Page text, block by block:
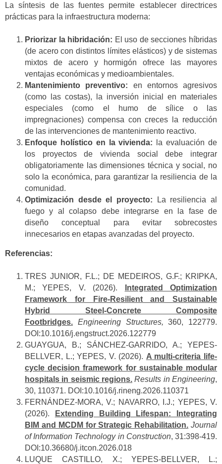
La síntesis de las fuentes permite establecer directrices
prácticas para la infraestructura moderna:
Priorizar la hibridación: El uso de secciones híbridas
(de acero con distintos límites elásticos) y de sistemas
mixtos de acero y hormigón ofrece las mayores
ventajas económicas y medioambientales.
Mantenimiento preventivo: en entornos agresivos
(como las costas), la inversión inicial en materiales
especiales (como el humo de sílice o las
impregnaciones) compensa con creces la reducción
de las intervenciones de mantenimiento reactivo.
Enfoque holístico en la vivienda: la evaluación de
los proyectos de vivienda social debe integrar
obligatoriamente las dimensiones técnica y social, no
solo la económica, para garantizar la resiliencia de la
comunidad.
Optimización desde el proyecto: La resiliencia al
fuego y al colapso debe integrarse en la fase de
diseño conceptual para evitar sobrecostes
innecesarios en etapas avanzadas del proyecto.
Referencias:
TRES JUNIOR, F.L.; DE MEDEIROS, G.F.; KRIPKA,
M.; YEPES, V. (2026).
Integrated Optimization
Framework for Fire-Resilient and Sustainable
Hybrid Steel-Concrete Composite
Footbridges. Engineering Structures,360, 122779.
DOI:10.1016/j.engstruct.2026.122779
GUAYGUA, B.; SÁNCHEZ-GARRIDO, A.; YEPES-
BELLVER, L.; YEPES, V. (2026). A multi-criteria life-
cycle decision framework for sustainable modular
hospitals in seismic regions. Results in Engineering,
30, 110371. DOI:10.1016/j.rineng.2026.110371
FERNÁNDEZ-MORA, V.; NAVARRO, I.J.; YEPES, V.
(2026).
Extending Building Lifespan: Integrating
BIM and MCDM for Strategic Rehabilitation. Journal
of Information Technology in Construction, 31:398-419.
DOI:10.36680/j.itcon.2026.018
LUQUE CASTILLO, X.; YEPES-BELLVER, L.;